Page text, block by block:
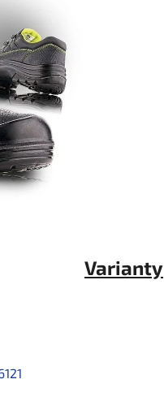
Varianty